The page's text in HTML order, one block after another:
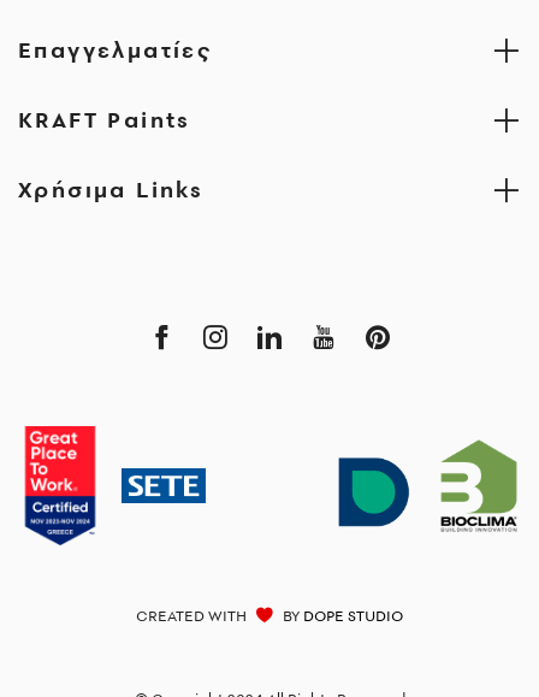
Επαγγελματίες
KRAFT Paints
Χρήσιμα Links
CREATED WITH BY DOPE STUDIO